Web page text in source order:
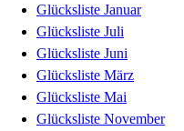
Glücksliste Januar
Glücksliste Juli
Glücksliste Juni
Glücksliste März
Glücksliste Mai
Glücksliste November